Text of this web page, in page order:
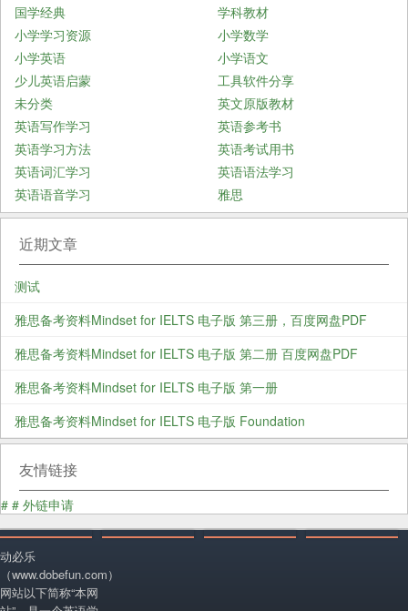
国学经典
学科教材
小学学习资源
小学数学
小学英语
小学语文
少儿英语启蒙
工具软件分享
未分类
英文原版教材
英语写作学习
英语参考书
英语学习方法
英语考试用书
英语词汇学习
英语语法学习
英语语音学习
雅思
近期文章
测试
雅思备考资料Mindset for IELTS 电子版 第三册，百度网盘PDF
雅思备考资料Mindset for IELTS 电子版 第二册 百度网盘PDF
雅思备考资料Mindset for IELTS 电子版 第一册
雅思备考资料Mindset for IELTS 电子版 Foundation
友情链接
# # 外链申请
动必乐
（www.dobefun.com）
网站以下简称“本网